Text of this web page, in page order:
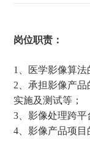
岗位职责：
1
、医学影像算
2 、承担影像产
实施及测试等；
3 、影像处理跨
4 、影像产品项